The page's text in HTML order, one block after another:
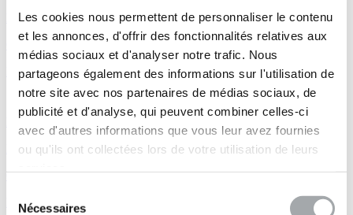
Les cookies nous permettent de personnaliser le contenu
et les annonces, d'offrir des fonctionnalités relatives aux
médias sociaux et d'analyser notre trafic. Nous
partageons également des informations sur l'utilisation de
notre site avec nos partenaires de médias sociaux, de
publicité et d'analyse, qui peuvent combiner celles-ci
avec d'autres informations que vous leur avez fournies
ou qu'ils ont collectées lors de votre utilisation de leurs
Nécessaires
Etude de dallage et étude structurelle de charpente
Clermont-Ferrand (63)
Find out more
Pathology of Structures and Materials
Etude de confortement
Clermont-Ferrand (63)
Find out more